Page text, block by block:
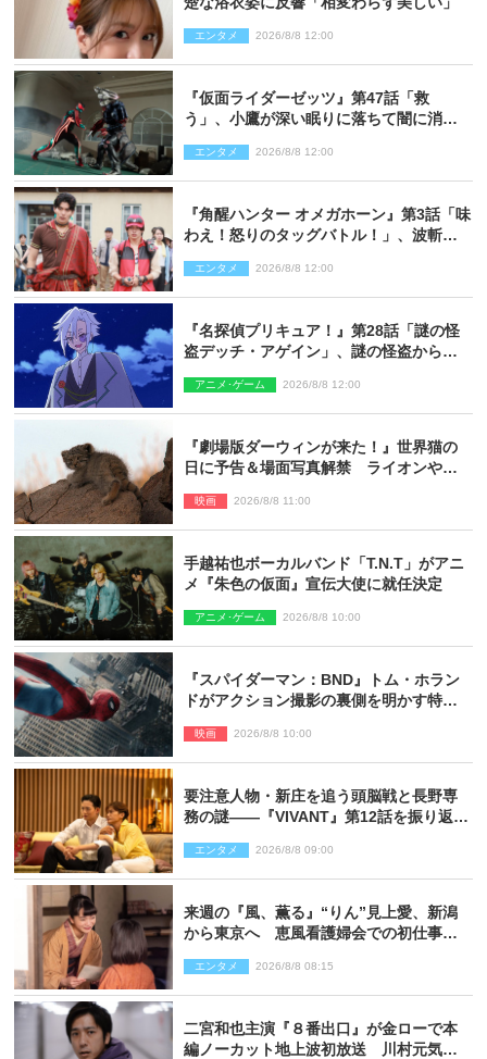
エンタメ 2026/8/8 12:00
『仮面ライダーゼッツ』第47話「救
う」、小鷹が深い眠りに落ちて闇に消え
エンタメ 2026/8/8 12:00
『角醒ハンター オメガホーン』第3話「味
わえ！怒りのタッグバトル！」、波斬の
エンタメ 2026/8/8 12:00
『名探偵プリキュア！』第28話「謎の怪
盗デッチ・アゲイン」、謎の怪盗から不
アニメ･ゲーム 2026/8/8 12:00
『劇場版ダーウィンが来た！』世界猫の
日に予告＆場面写真解禁 ライオンやマ
映画 2026/8/8 11:00
手越祐也ボーカルバンド「T.N.T」がアニ
メ『朱色の仮面』宣伝大使に就任決定
アニメ･ゲーム 2026/8/8 10:00
『スパイダーマン：BND』トム・ホラン
ドがアクション撮影の裏側を明かす特別
映画 2026/8/8 10:00
要注意人物・新庄を追う頭脳戦と長野専
務の謎――『VIVANT』第12話を振り返
エンタメ 2026/8/8 09:00
来週の『風、薫る』“りん”見上愛、新潟
から東京へ 恵風看護婦会での初仕事に
エンタメ 2026/8/8 08:15
二宮和也主演『８番出口』が金ローで本
編ノーカット地上波初放送 川村元気監